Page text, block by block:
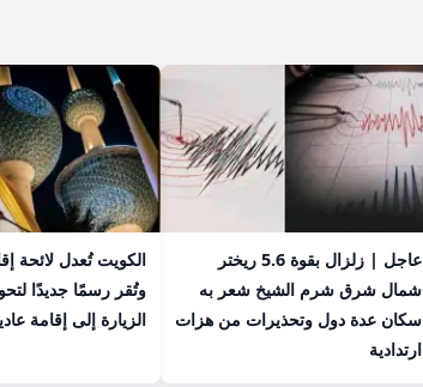
عاجل | زلزال بقوة 5.6 ريختر
شمال شرق شرم الشيخ شعر به
سكان عدة دول وتحذيرات من هزات
ارتدادية
الكويت تُعدل لائحة
وتُقر رسمًا جديدًا
الزيارة إلى إقامة